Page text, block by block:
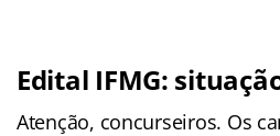
Edital IFMG:
Atenção, concurseiros. Os